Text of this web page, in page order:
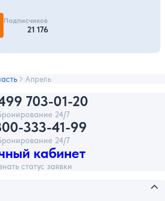
Подписчиков
21 176
Апрель
703-01-20
24/7
333-41-99
24/7
кабинет
статус заявки